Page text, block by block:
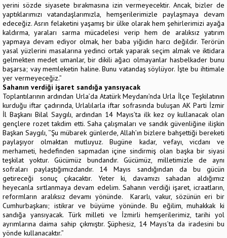
yerini sözde siyasete bırakmasına izin vermeyecektir. Ancak, bizler de
yaptıklarımızı vatandaşlarımızla, hemşerilerimizle paylaşmaya devam
edeceğiz. Asrın felaketini yaşamış bir ülke olarak hem şehirlerimizi ayağa
kaldırma, yaraları sarma mücadelesi verip hem de aralıksız yatırım
yapmaya devam ediyor olmak, her baba yiğidin harcı değildir. Terörün
yasal yüzlerini masalarına yedinci ortak yaparak seçim almak ve iktidara
gelmekten medet umanlar, bir dikili ağacı olmayanlar hasbelkader bunu
başarsa; vay memleketin haline. Bunu vatandaş söylüyor. İşte bu ihtimale
yer vermeyeceğiz.”
Sahanın verdiği işaret sandığa yansıyacak
Toplantılarının ardından Urla’da Atatürk Meydanı’nda Urla İlçe Teşkilatının
kurduğu iftar çadırında, Urlalılarla iftar sofrasında buluşan AK Parti İzmir
İl Başkanı Bilal Saygılı, ardından 14 Mayıs’ta ilk kez oy kullanacak olan
gençlere rozet takdim etti. Saha çalışmaları ve sandık güvenliğine ilişkin
Başkan Saygılı, ‘’Şu mübarek günlerde, Allah’ın bizlere bahşettiği bereketi
paylaşıyor olmaktan mutluyuz. Bugüne kadar, vefayı, vicdanı ve
merhameti, hedefinden sapmadan içine sindirmiş olan başka bir siyasi
teşkilat yoktur. Gücümüz bundandır. Gücümüz, milletimizle de aynı
sofraları paylaştığımızdandır. 14 Mayıs sandığından da bu gücün
getireceği sonuç çıkacaktır. Yeter ki, davamızı sahadan aldığımız
heyecanla sırtlanmaya devam edelim. Sahanın verdiği işaret, icraatların,
reformların aralıksız devamı yönünde. Kararlı, vakur, sözünün eri bir
Cumhurbaşkanı; istikrar ve büyüme yönünde. Bu eğilim, muhakkak ki
sandığa yansıyacak. Türk milleti ve İzmirli hemşerilerimiz, tarihi yol
ayrımlarına daima sahip çıkmıştır. Şüphesiz, 14 Mayıs’ta da iradesini bu
yönde kullanacaktır.”